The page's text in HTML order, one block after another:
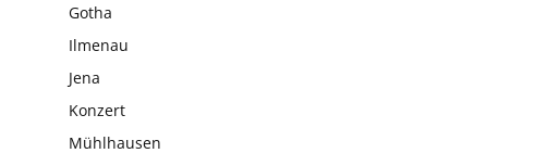
Gotha
Ilmenau
Jena
Konzert
Mühlhausen